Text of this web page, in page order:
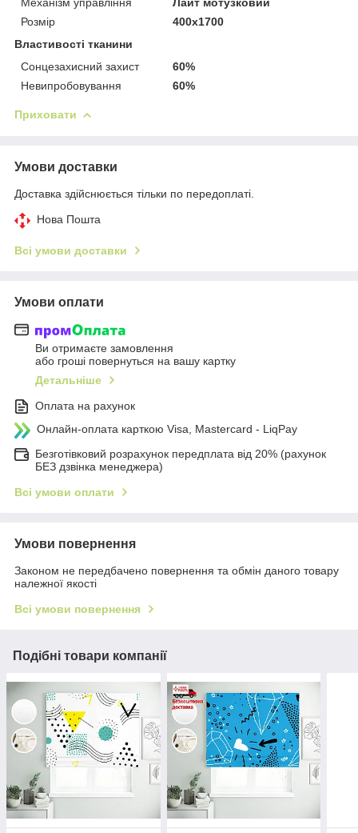
Розмір
400х1700
Властивості тканини
Сонцезахисний захист
60%
Невипробовування
60%
Приховати
Умови доставки
Доставка здійснюється тільки по передоплаті.
Нова Пошта
Всі умови доставки
Умови оплати
Ви отримаєте замовлення
або гроші повернуться на вашу картку
Детальніше
Оплата на рахунок
Онлайн-оплата карткою Visa, Mastercard - LiqPay
Безготівковий розрахунок передплата від 20% (рахунок
БЕЗ дзвінка менеджера)
Всі умови оплати
Умови повернення
Законом не передбачено повернення та обмін даного товару
належної якості
Всі умови повернення
Подібні товари компанії